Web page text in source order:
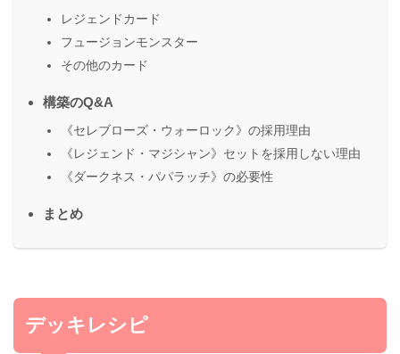
レジェンドカード
フュージョンモンスター
その他のカード
構築のQ&A
《セレブローズ・ウォーロック》の採用理由
《レジェンド・マジシャン》セットを採用しない理由
《ダークネス・パパラッチ》の必要性
まとめ
デッキレシピ